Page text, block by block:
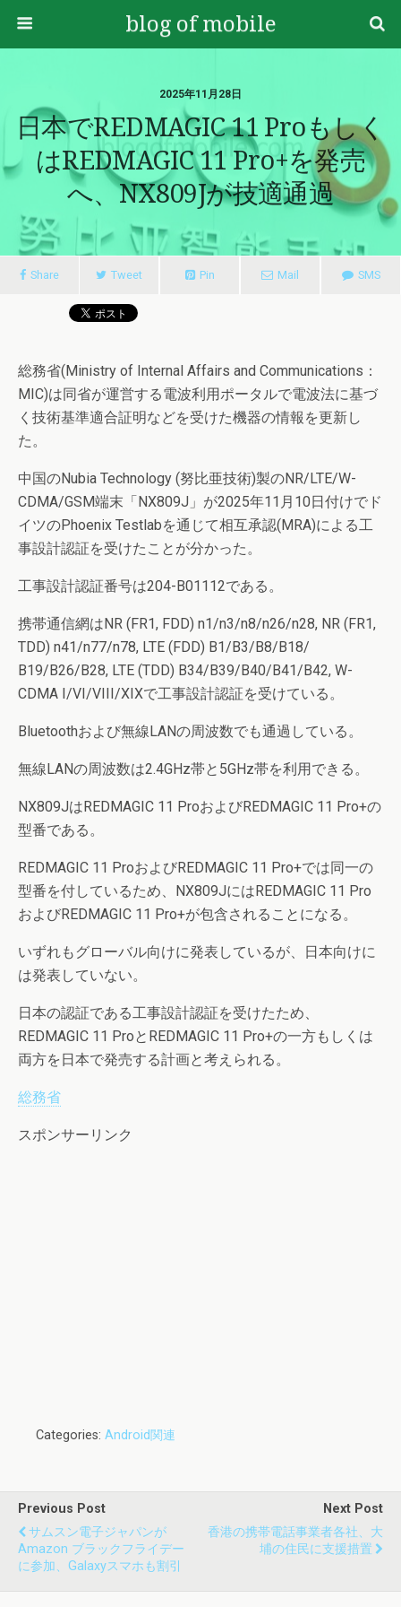
blog of mobile
2025年11月28日
日本でREDMAGIC 11 Proもしく
はREDMAGIC 11 Pro+を発売
へ、NX809Jが技適通過
Share Tweet Pin Mail SMS
総務省(Ministry of Internal Affairs and Communications：
MIC)は同省が運営する電波利用ポータルで電波法に基づ
く技術基準適合証明などを受けた機器の情報を更新し
た。
中国のNubia Technology (努比亜技術)製のNR/LTE/W-
CDMA/GSM端末「NX809J」が2025年11月10日付けでド
イツのPhoenix Testlabを通じて相互承認(MRA)による工
事設計認証を受けたことが分かった。
工事設計認証番号は204-B01112である。
携帯通信網はNR (FR1, FDD) n1/n3/n8/n26/n28, NR (FR1,
TDD) n41/n77/n78, LTE (FDD) B1/B3/B8/B18/
B19/B26/B28, LTE (TDD) B34/B39/B40/B41/B42, W-
CDMA I/VI/VIII/XIXで工事設計認証を受けている。
Bluetoothおよび無線LANの周波数でも通過している。
無線LANの周波数は2.4GHz帯と5GHz帯を利用できる。
NX809JはREDMAGIC 11 ProおよびREDMAGIC 11 Pro+の
型番である。
REDMAGIC 11 ProおよびREDMAGIC 11 Pro+では同一の
型番を付しているため、NX809JにはREDMAGIC 11 Pro
およびREDMAGIC 11 Pro+が包含されることになる。
いずれもグローバル向けに発表しているが、日本向けに
は発表していない。
日本の認証である工事設計認証を受けたため、
REDMAGIC 11 ProとREDMAGIC 11 Pro+の一方もしくは
両方を日本で発売する計画と考えられる。
総務省
スポンサーリンク
Categories: Android関連
Previous Post
サムスン電子ジャパンが
Amazon ブラックフライデー
に参加、Galaxyスマホも割引
Next Post
香港の携帯電話事業者各社、大
埔の住民に支援措置